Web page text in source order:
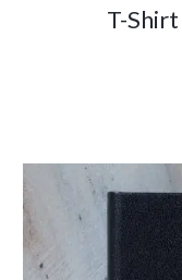
T-Shirt